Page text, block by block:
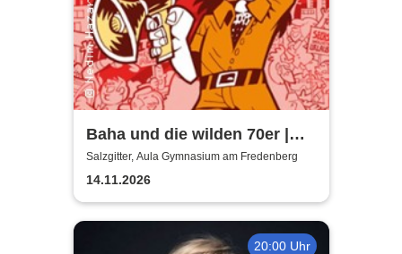
Baha und die wilden 70er |
Aula Gymnasium am
Fredenberg
Salzgitter, Aula Gymnasium am Fredenberg
14.11.2026
20:00 Uhr